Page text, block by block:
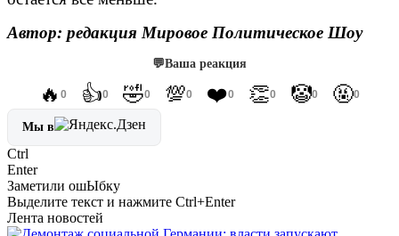
Автор: редакция Мировое Политическое Шоу
💬Ваша реакция
🔥 0 👍0 🤣0 💯0 ❤️0 👏0 🤡0 🤬0
Мы в
Ctrl
Enter
Заметили ошЫбку
Выделите текст и нажмите Ctrl+Enter
Лента новостей